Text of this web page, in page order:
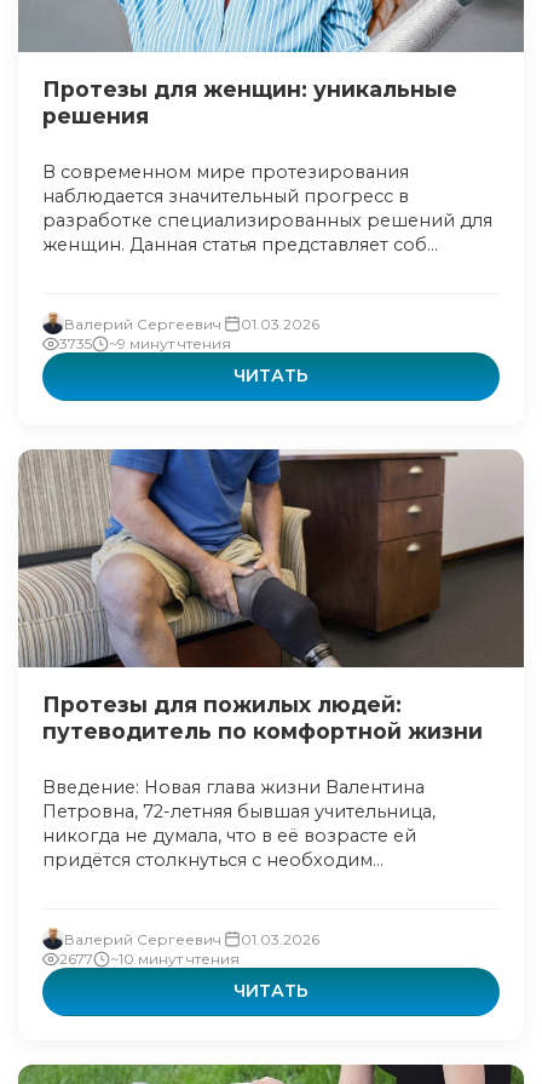
Протезы для женщин: уникальные
решения
В современном мире протезирования
наблюдается значительный прогресс в
разработке специализированных решений для
женщин. Данная статья представляет соб...
Валерий Сергеевич
01.03.2026
3735
~9 минут чтения
ЧИТАТЬ
Протезы для пожилых людей:
путеводитель по комфортной жизни
Введение: Новая глава жизни Валентина
Петровна, 72-летняя бывшая учительница,
никогда не думала, что в её возрасте ей
придётся столкнуться с необходим...
Валерий Сергеевич
01.03.2026
2677
~10 минут чтения
ЧИТАТЬ